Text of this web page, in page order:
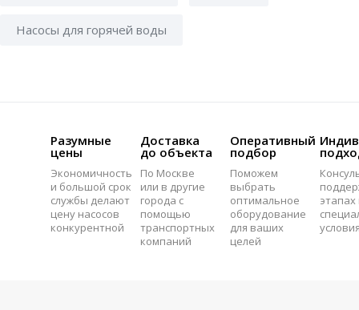
Насосы для горячей воды
Разумные
цены
Экономичность
и большой срок
службы делают
цену насосов
конкурентной
Доставка
до объекта
По Москве
или в другие
города с
помощью
транспортных
компаний
Оперативный
подбор
Поможем
выбрать
оптимальное
оборудование
для ваших
целей
этапах